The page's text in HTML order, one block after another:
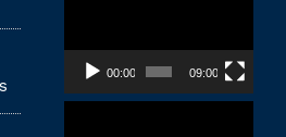
00:00 09:00